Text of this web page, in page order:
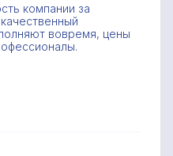
компании за
вовремя, цены